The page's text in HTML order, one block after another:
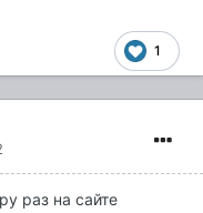
1
раз на сайте